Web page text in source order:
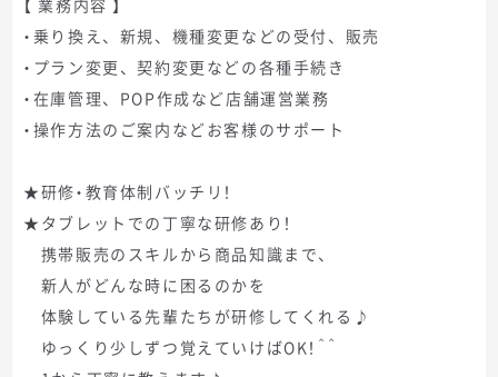
【 業務内容 】
・乗り換え、新規、機種変更などの受付、販売
・プラン変更、契約変更などの各種手続き
・在庫管理、POP作成など店舗運営業務
・操作方法のご案内などお客様のサポート
★研修・教育体制バッチリ！
★タブレットでの丁寧な研修あり！
携帯販売のスキルから商品知識まで、
新人がどんな時に困るのかを
体験している先輩たちが研修してくれる♪
ゆっくり少しずつ覚えていけばOK！＾＾